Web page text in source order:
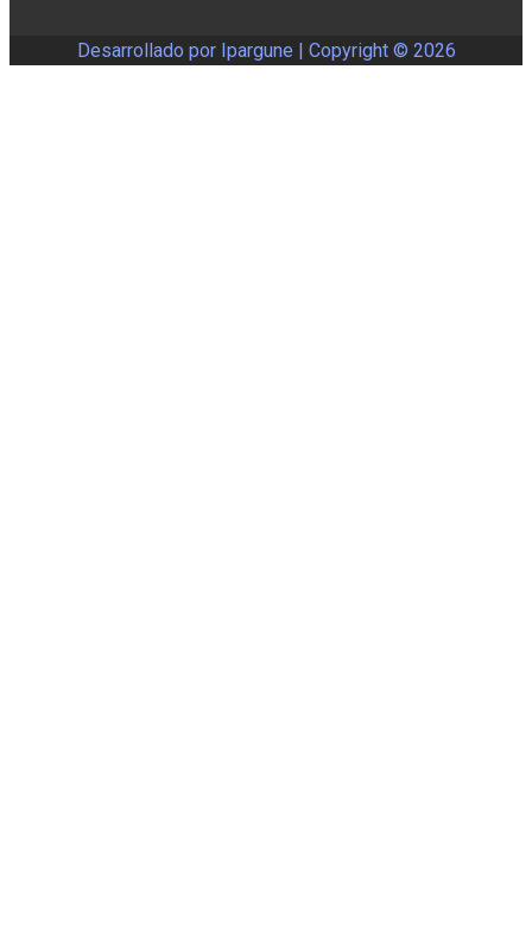
Desarrollado por Ipargune | Copyright © 2026